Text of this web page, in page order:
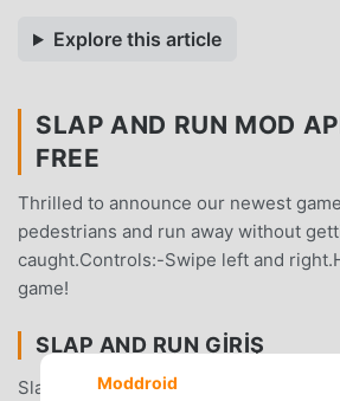
Explore this article
SLAP AND RUN MOD
FREE
Thrilled to announce our newest
pedestrians and run away without
caught.Controls:-Swipe left and
game!
SLAP AND RUN GIRIŞ
Slap And Run Son zamanlarda çok
Moddroid